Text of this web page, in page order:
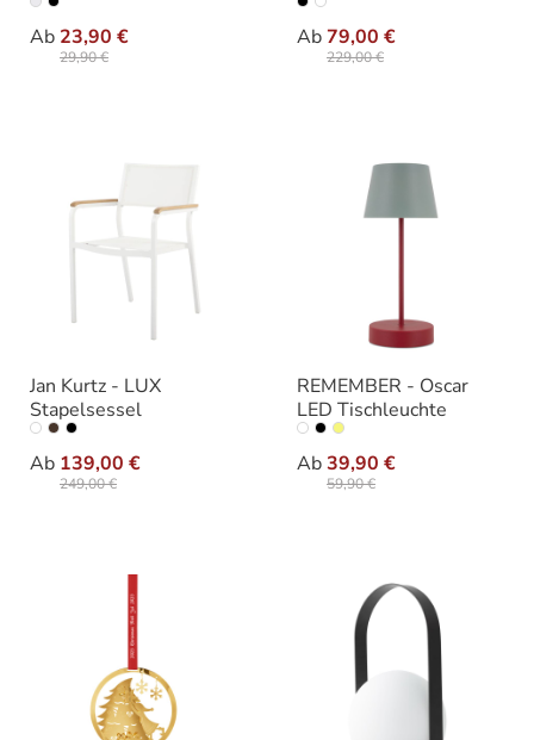
Ab 23,90 €
29,90 €
Variante Ab79,00 €
229,00 €
Größe
Jan Kurtz - LUX
Stapelsessel
Ab 139,00 €
249,00 €
Farbe
REMEMBER - Oscar
LED Tischleuchte
Ab39,90 €
59,90 €
Farbe